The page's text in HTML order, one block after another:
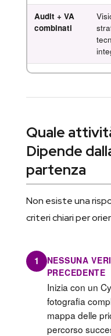
Audit + VA
combinati
Quale
Dipende
partenza
Non esiste una
criteri chiari per
1
NESSUNA
PRECEDENTE
Inizia con un
fotografia
mappa delle
percorso